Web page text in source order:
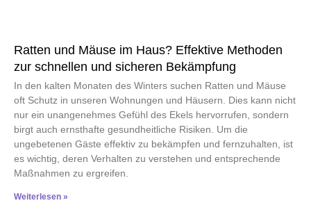
Ratten und Mäuse im Haus? Effektive Methoden
zur schnellen und sicheren Bekämpfung
In den kalten Monaten des Winters suchen Ratten und Mäuse
oft Schutz in unseren Wohnungen und Häusern. Dies kann nicht
nur ein unangenehmes Gefühl des Ekels hervorrufen, sondern
birgt auch ernsthafte gesundheitliche Risiken. Um die
ungebetenen Gäste effektiv zu bekämpfen und fernzuhalten, ist
es wichtig, deren Verhalten zu verstehen und entsprechende
Maßnahmen zu ergreifen.
Weiterlesen »